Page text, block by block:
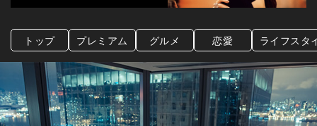
トップ プレミアム グルメ 恋愛 ライフスタ